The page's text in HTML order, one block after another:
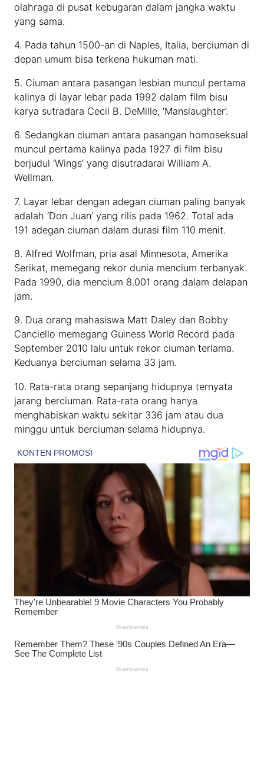
olahraga di pusat kebugaran dalam jangka waktu
yang sama.
4. Pada tahun 1500-an di Naples, Italia, berciuman di
depan umum bisa terkena hukuman mati.
5. Ciuman antara pasangan lesbian muncul pertama
kalinya di layar lebar pada 1992 dalam film bisu
karya sutradara Cecil B. DeMille, ‘Manslaughter’.
6. Sedangkan ciuman antara pasangan homoseksual
muncul pertama kalinya pada 1927 di film bisu
berjudul ‘Wings’ yang disutradarai William A.
Wellman.
7. Layar lebar dengan adegan ciuman paling banyak
adalah ‘Don Juan’ yang rilis pada 1962. Total ada
191 adegan ciuman dalam durasi film 110 menit.
8. Alfred Wolfman, pria asal Minnesota, Amerika
Serikat, memegang rekor dunia mencium terbanyak.
Pada 1990, dia mencium 8.001 orang dalam delapan
jam.
9. Dua orang mahasiswa Matt Daley dan Bobby
Canciello memegang Guiness World Record pada
September 2010 lalu untuk rekor ciuman terlama.
Keduanya berciuman selama 33 jam.
10. Rata-rata orang sepanjang hidupnya ternyata
jarang berciuman. Rata-rata orang hanya
menghabiskan waktu sekitar 336 jam atau dua
minggu untuk berciuman selama hidupnya.